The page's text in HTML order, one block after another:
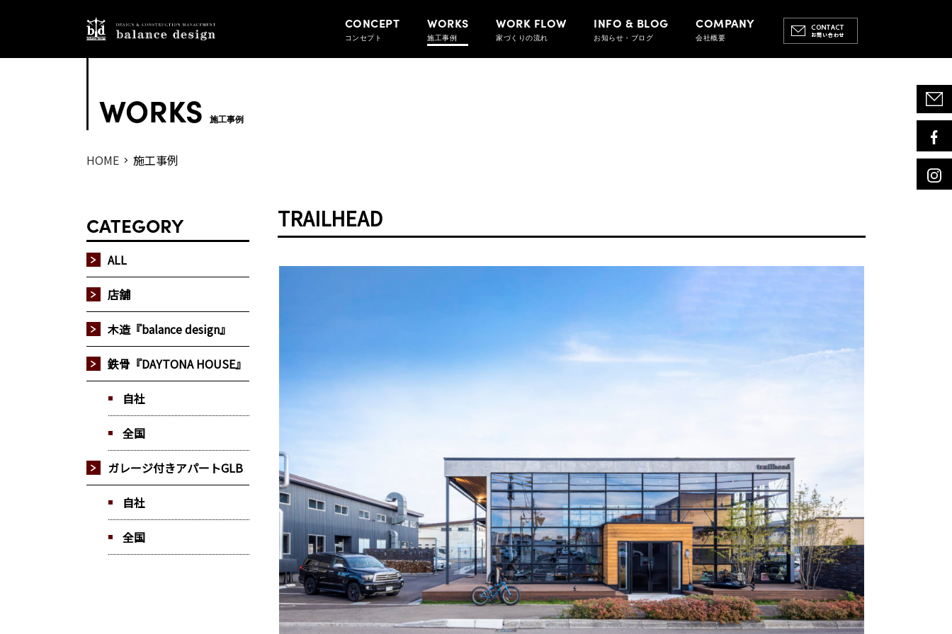
CONCEPT
コンセプト
WORKS
施工事例
WORK FLOW
家づくりの流れ
INFO & BLOG
お知らせ・ブログ
COMPANY
会社概要
WORKS 施工事例
HOME 施工事例
TRAILHEAD
CATEGORY
ALL
店舗
木造『balance design』
鉄骨『DAYTONA HOUSE』
自社
全国
ガレージ付きアパートGLB
自社
全国